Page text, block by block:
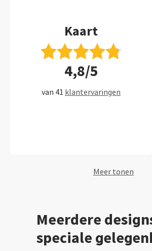
Kaart
4,8/5
van 41 klantervaringen
Meer tonen
Meerdere
speciale